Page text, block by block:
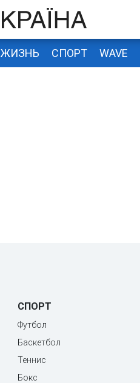
ЖИЗНЬ СПОРТ WAVE
СПОРТ
Футбол
Баскетбол
Теннис
Бокс